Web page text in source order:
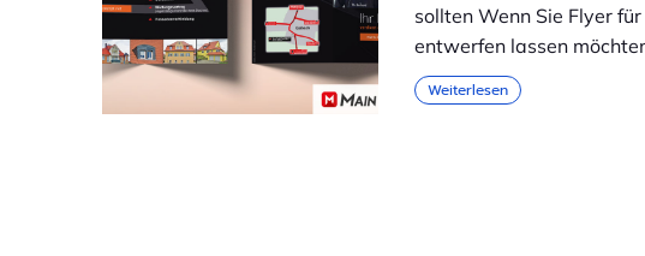
sollten Wenn Sie Flyer
entwerfen lassen
Weiterlesen